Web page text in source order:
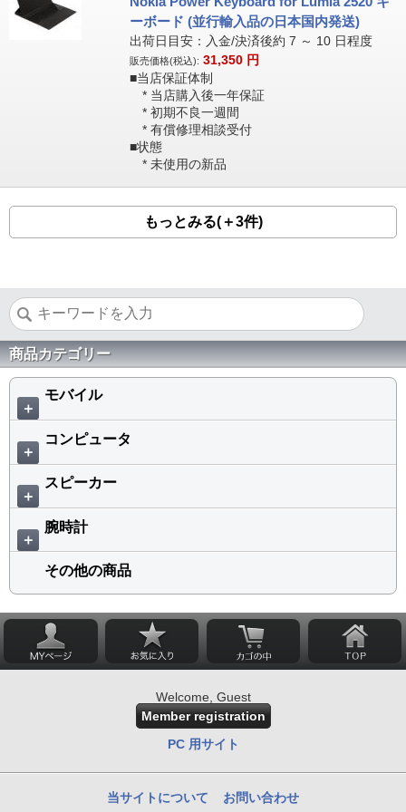
ーボード (並行輸入品の日本国内発送)
出荷日目安：入金/決済後約 7 ～ 10 日程度
販売価格(税込): 31,350 円
■当店保証体制
* 当店購入後一年保証
* 初期不良一週間
* 有償修理相談受付
■状態
* 未使用の新品
もっとみる(＋3件)
商品カテゴリー
＋
モバイル
＋
コンピュータ
＋
スピーカー
＋
腕時計
その他の商品
Welcome, Guest
Member registration
PC 用サイト
当サイトについて お問い合わせ